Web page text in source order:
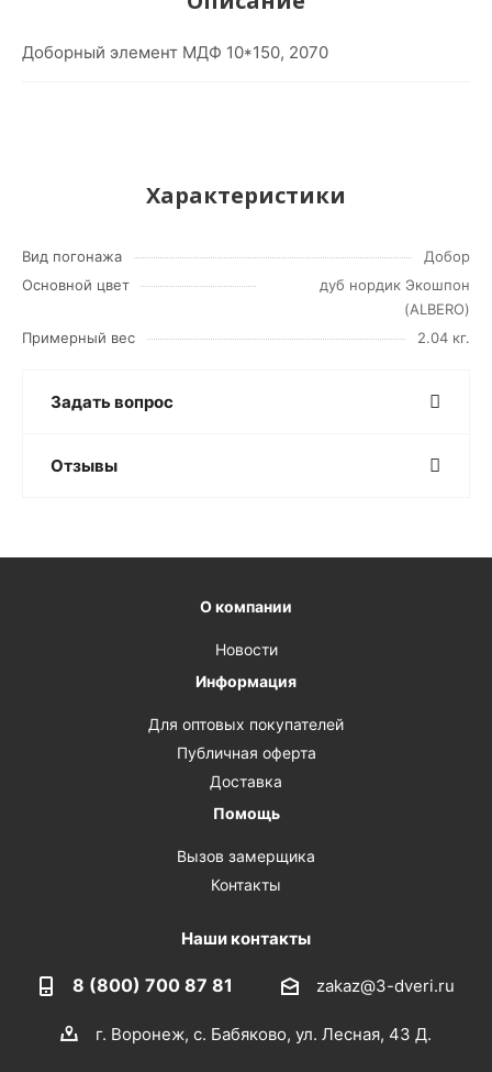
Доборный элемент МДФ 10*150, 2070
Характеристики
Вид погонажа
Добор
Основной цвет
дуб нордик Экошпон
(ALBERO)
Примерный вес
2.04 кг.
Задать вопрос
Отзывы
О компании
Новости
Информация
Для оптовых покупателей
Публичная оферта
Доставка
Помощь
Вызов замерщика
Контакты
Наши контакты
8 (800) 700 87 81 zakaz@3-dveri.ru
г. Воронеж, с. Бабяково, ул. Лесная, 43 Д.